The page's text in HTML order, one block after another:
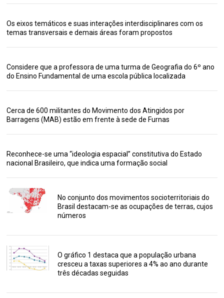
Os eixos temáticos e suas interações interdisciplinares com os
temas transversais e demais áreas foram propostos
Considere que a professora de uma turma de Geografia do 6º ano
do Ensino Fundamental de uma escola pública localizada
Cerca de 600 militantes do Movimento dos Atingidos por
Barragens (MAB) estão em frente à sede de Furnas
Reconhece-se uma “ideologia espacial” constitutiva do Estado
nacional Brasileiro, que indica uma formação social
No conjunto dos movimentos socioterritoriais do
Brasil destacam-se as ocupações de terras, cujos
números
O gráfico 1 destaca que a população urbana
cresceu a taxas superiores a 4% ao ano durante
três décadas seguidas